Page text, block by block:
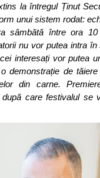
la întregul Ținut
unui sistem rodat:
sâmbătă între ora
nu vor putea intra
interesați vor putea
demonstrație de
din carne.
care festivalul se